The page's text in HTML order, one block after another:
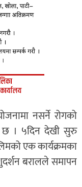
नसर्ने रोगको
छ । ५दिन देखी सुरु
एक कार्यक्रमका
बरालले समापन